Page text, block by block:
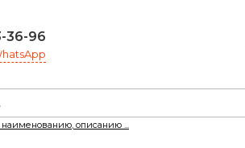
36-96
наименованию, описанию ...